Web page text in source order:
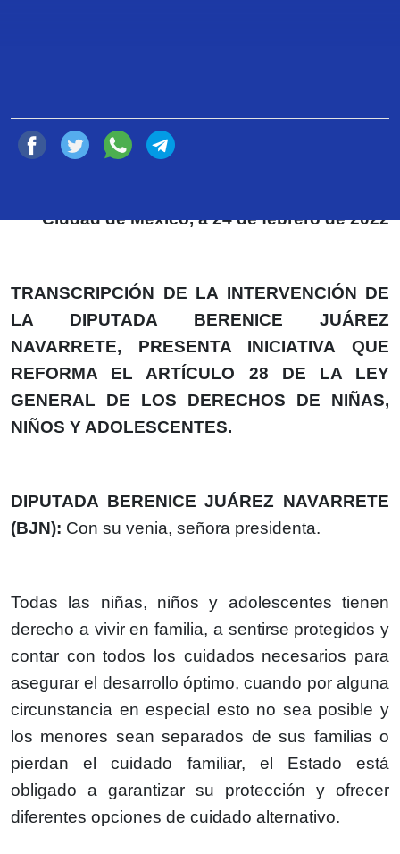
Ciudad de México, a 24 de febrero de 2022
TRANSCRIPCIÓN DE LA INTERVENCIÓN DE
LA DIPUTADA BERENICE JUÁREZ
NAVARRETE, PRESENTA INICIATIVA QUE
REFORMA EL ARTÍCULO 28 DE LA LEY
GENERAL DE LOS DERECHOS DE NIÑAS,
NIÑOS Y ADOLESCENTES.
DIPUTADA BERENICE JUÁREZ NAVARRETE
(BJN): Con su venia, señora presidenta.
Todas las niñas, niños y adolescentes tienen
derecho a vivir en familia, a sentirse protegidos y
contar con todos los cuidados necesarios para
asegurar el desarrollo óptimo, cuando por alguna
circunstancia en especial esto no sea posible y
los menores sean separados de sus familias o
pierdan el cuidado familiar, el Estado está
obligado a garantizar su protección y ofrecer
diferentes opciones de cuidado alternativo.